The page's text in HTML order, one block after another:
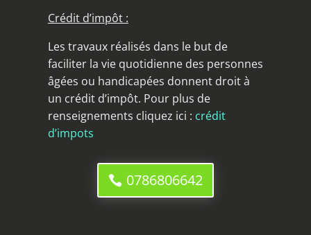
Crédit d’impôt :
Les travaux réalisés dans le but de
faciliter la vie quotidienne des personnes
âgées ou handicapées donnent droit à
un crédit d’impôt. Pour plus de
renseignements cliquez ici : crédit
d’impots
0786806642